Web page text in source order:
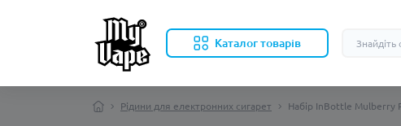
Каталог товарів
Рідини для електронних сигарет Набір InBottle Mulberry